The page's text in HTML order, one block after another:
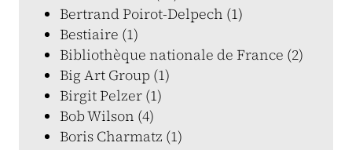
Bertrand Poirot-Delpech (1)
Bestiaire (1)
Bibliothèque nationale de France (2)
Big Art Group (1)
Birgit Pelzer (1)
Bob Wilson (4)
Boris Charmatz (1)